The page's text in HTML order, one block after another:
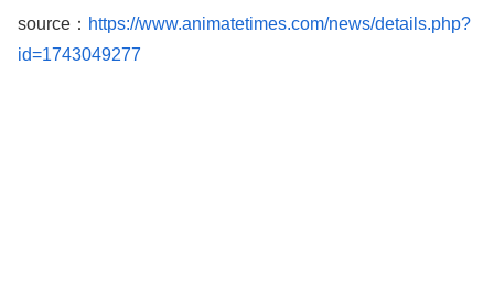
source： https://www.animatetimes.com/news/details.php?
id=1743049277